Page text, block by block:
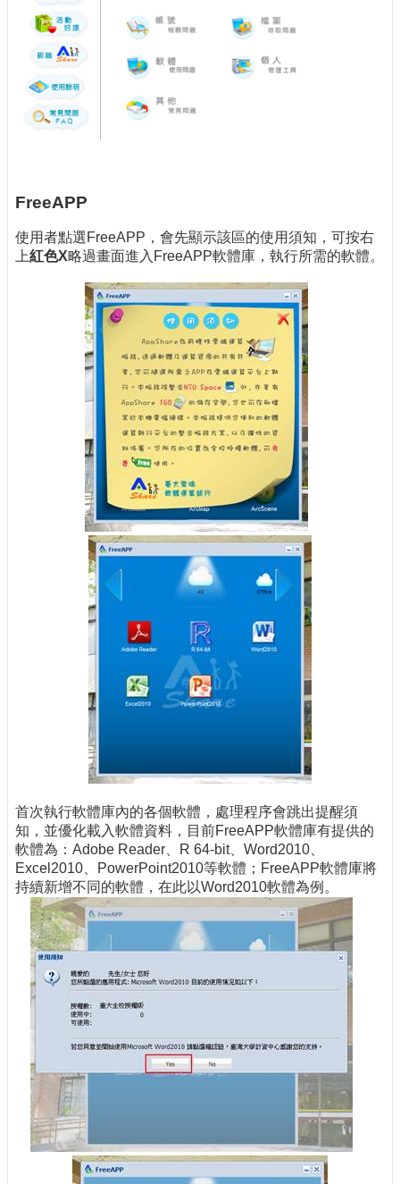
FreeAPP
使用者點選FreeAPP，會先顯示該區的使用須知，可按右
上紅色X略過畫面進入FreeAPP軟體庫，執行所需的軟體。
首次執行軟體庫內的各個軟體，處理程序會跳出提醒須
知，並優化載入軟體資料，目前FreeAPP軟體庫有提供的
軟體為：Adobe Reader、R 64-bit、Word2010、
Excel2010、PowerPoint2010等軟體；FreeAPP軟體庫將
持續新增不同的軟體，在此以Word2010軟體為例。